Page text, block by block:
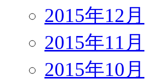
2015年12月
2015年11月
2015年10月